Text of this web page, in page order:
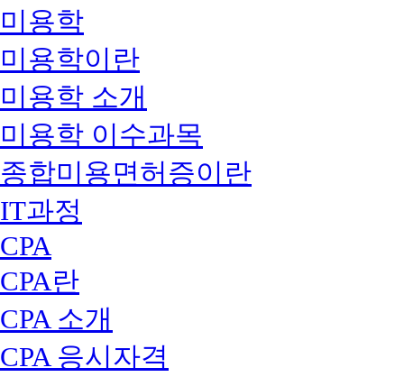
미용학
미용학이란
미용학 소개
미용학 이수과목
종합미용면허증이란
IT과정
CPA
CPA란
CPA 소개
CPA 응시자격